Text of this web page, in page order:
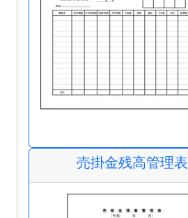
売掛金残高管理表